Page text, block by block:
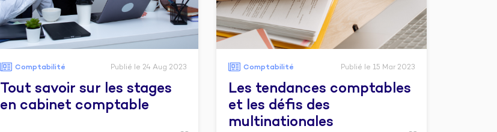
Comptabilité Publié le 24 Aug 2023
Tout savoir sur les stages
en cabinet comptable
Comptabilité Publié le 15 Mar 2023
Les tendances comptables
et les défis des
multinationales